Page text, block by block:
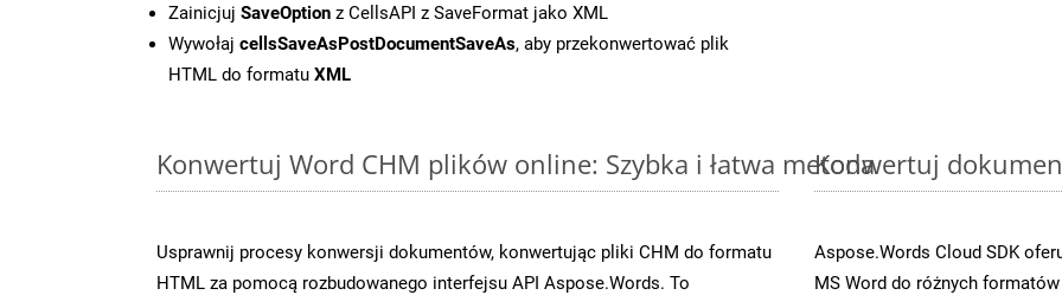
Zainicjuj SaveOption z CellsAPI z SaveFormat jako XML
Wywołaj cellsSaveAsPostDocumentSaveAs, aby przekonwertować plik
HTML do formatu XML
Konwertuj Word CHM plików online: Szybka i łatwa metoda
Usprawnij procesy konwersji dokumentów, konwertując pliki CHM do formatu
HTML za pomocą rozbudowanego interfejsu API Aspose.Words. To
Konwertuj
Aspose.Words Cloud SDK
MS Word do różnych